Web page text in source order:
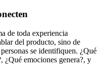
de toda experiencia
del producto, sino de
se identifiquen. ¿Qué
¿Qué emociones genera?, y